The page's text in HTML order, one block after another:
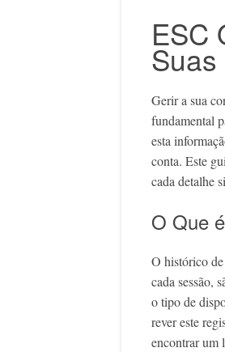
ESC
Gerir a sua
fundamental
esta
conta. Este
cada detalhe
O Que
O histórico
cada sessão,
o tipo de
rever este
encontrar um